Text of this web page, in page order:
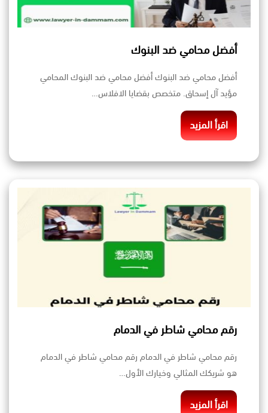
أفضل محامي ضد البنوك
أفضل محامي ضد البنوك أفضل محامي ضد البنوك المحامي
مؤيد آل إسحاق. متخصص بقضايا الافلاس…
اقرأ المزيد
رقم محامي شاطر في الدمام
رقم محامي شاطر في الدمام رقم محامي شاطر في الدمام
هو شريكك المثالي وخيارك الأول…
اقرأ المزيد